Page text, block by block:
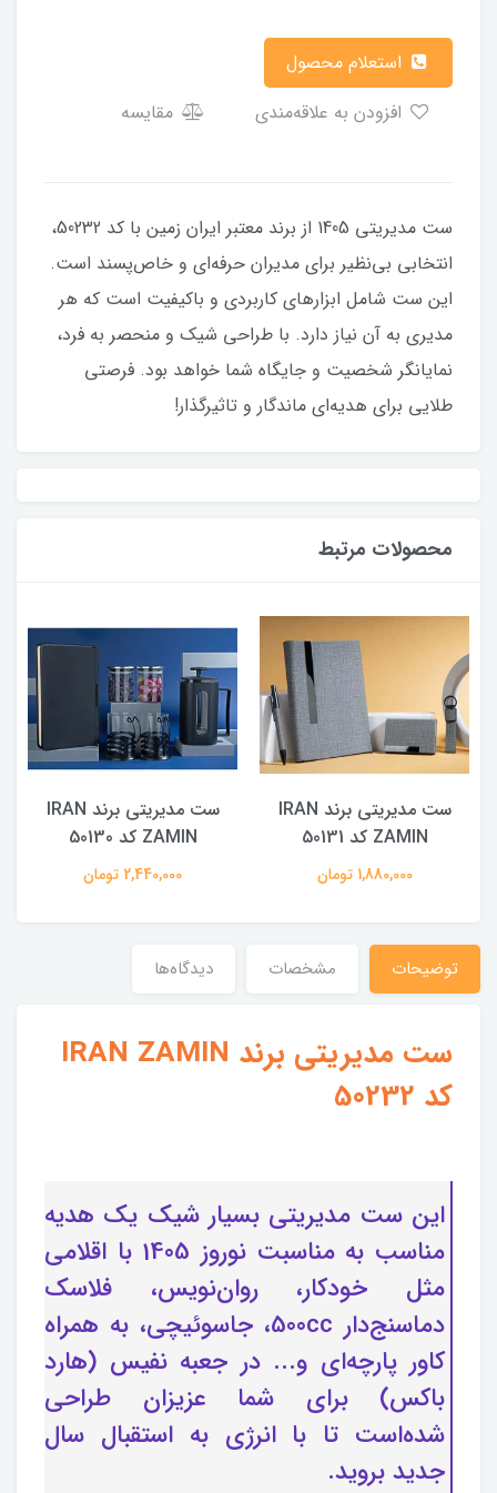
مقایسه
ست مدیریتی 1405 از برند معتبر ایران زمین با کد 50232،
انتخابی بی‌نظیر برای مدیران حرفه‌ای و خاص‌پسند است.
این ست شامل ابزارهای کاربردی و باکیفیت است که هر
مدیری به آن نیاز دارد. با طراحی شیک و منحصر به فرد،
نمایانگر شخصیت و جایگاه شما خواهد بود. فرصتی
طلایی برای هدیه‌ای ماندگار و تاثیرگذار!
محصولات مرتبط
ست مدیریتی برند IRAN
ZAMIN کد 50131
1,880,000 تومان
ست مدیریتی برند IRAN
ZAMIN کد 50130
2,440,000 تومان
توضیحات مشخصات دیدگاه‌ها
ست مدیریتی برند IRAN ZAMIN
کد 50232
این ست مدیریتی بسیار شیک یک هدیه
مناسب به مناسبت نوروز 1405 با اقلامی
مثل خودکار، روان‌نویس، فلاسک
دماسنج‌دار 500cc، جاسوئیچی، به همراه
کاور پارچه‌ای و... در جعبه نفیس (هارد
باکس) برای شما عزیزان طراحی
شده‌است تا با انرژی به استقبال سال
جدید بروید.